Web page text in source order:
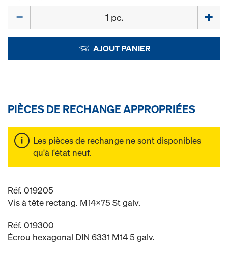
AJOUT PANIER
PIÈCES DE RECHANGE APPROPRIÉES
Les pièces de rechange ne sont disponibles
qu'à l'état neuf.
Réf. 019205
Vis à tête rectang. M14x75 St galv.
Réf. 019300
Écrou hexagonal DIN 6331 M14 5 galv.